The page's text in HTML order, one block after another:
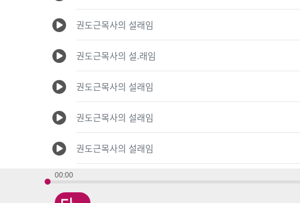
00:00
권도근목사의 설래임
권도근목사의 설.래임
권도근목사의 설래임
권도근목사의 설래임
권도근목사의 설래임